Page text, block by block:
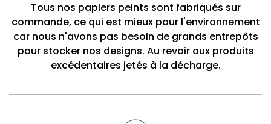
Tous nos papiers peints sont fabriqués sur
commande, ce qui est mieux pour l'environnement
car nous n'avons pas besoin de grands entrepôts
pour stocker nos designs. Au revoir aux produits
excédentaires jetés à la décharge.